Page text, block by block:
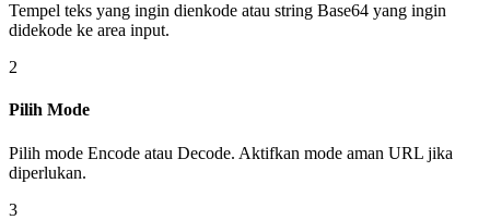
Tempel teks yang ingin dienkode atau string Base64 yang ingin
didekode ke area input.
2
Pilih Mode
Pilih mode Encode atau Decode. Aktifkan mode aman URL jika
diperlukan.
3